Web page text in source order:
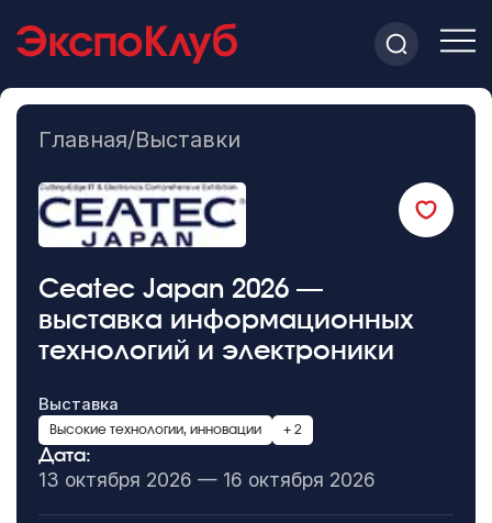
Главная/Выставки
Ceatec Japan 2026 —
выставка информационных
технологий и электроники
Выставка
Высокие технологии, инновации + 2
Дата:
13 октября 2026 — 16 октября 2026